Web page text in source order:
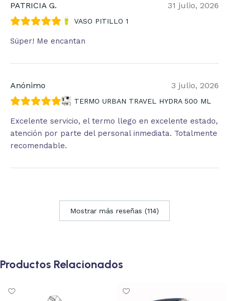
PATRICIA G. 31 julio, 2026
VASO PITILLO 1
Súper! Me encantan
Anónimo 3 julio, 2026
TERMO URBAN TRAVEL HYDRA 500 ML
Excelente servicio, el termo llego en excelente estado,
atención por parte del personal inmediata. Totalmente
recomendable.
Mostrar más reseñas (114)
Productos Relacionados